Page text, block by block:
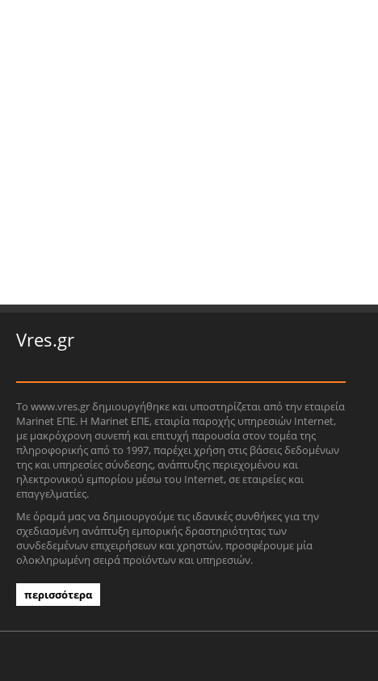
Vres.gr
Το www.vres.gr δημιουργήθηκε και υποστηρίζεται από την εταιρεία
Marinet ΕΠΕ. Η Marinet ΕΠΕ, εταιρία παροχής υπηρεσιών Internet,
με μακρόχρονη συνεπή και επιτυχή παρουσία στον τομέα της
πληροφορικής από το 1997, παρέχει χρήση στις βάσεις δεδομένων
της και υπηρεσίες σύνδεσης, ανάπτυξης περιεχομένου και
ηλεκτρονικού εμπορίου μέσω του Internet, σε εταιρείες και
επαγγελματίες.
Με όραμά μας να δημιουργούμε τις ιδανικές συνθήκες για την
σχεδιασμένη ανάπτυξη εμπορικής δραστηριότητας των
συνδεδεμένων επιχειρήσεων και χρηστών, προσφέρουμε μία
ολοκληρωμένη σειρά προϊόντων και υπηρεσιών.
περισσότερα